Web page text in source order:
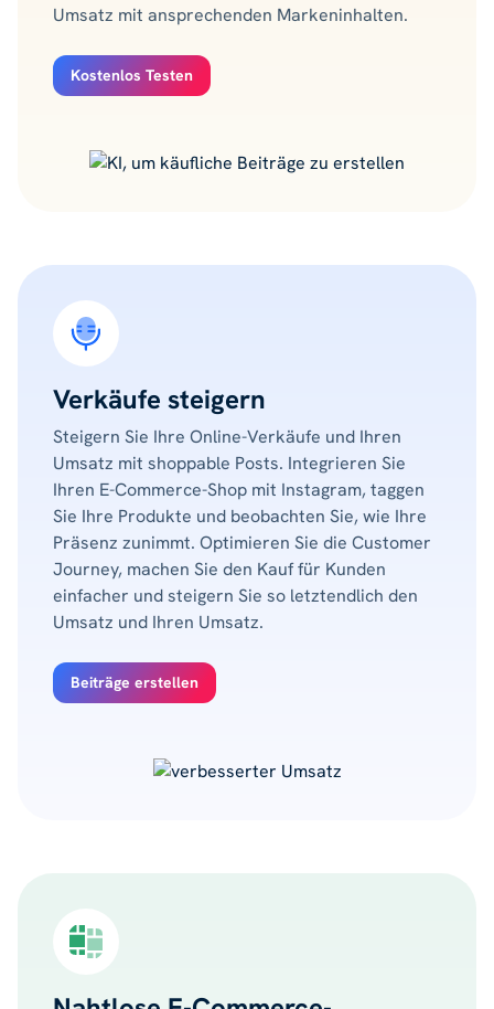
Umsatz mit ansprechenden Markeninhalten.
Kostenlos Testen
Verkäufe steigern
Steigern Sie Ihre Online-Verkäufe und Ihren
Umsatz mit shoppable Posts. Integrieren Sie
Ihren E-Commerce-Shop mit Instagram, taggen
Sie Ihre Produkte und beobachten Sie, wie Ihre
Präsenz zunimmt. Optimieren Sie die Customer
Journey, machen Sie den Kauf für Kunden
einfacher und steigern Sie so letztendlich den
Umsatz und Ihren Umsatz.
Beiträge erstellen